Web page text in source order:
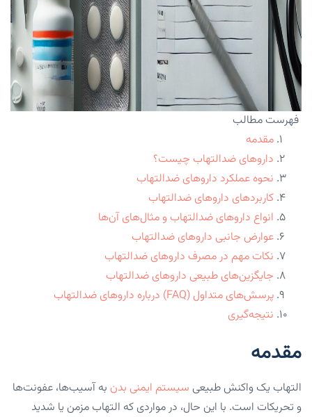
فهرست مطالب
مقدمه
داروهای ضدالتهاب چیست؟
نحوه عملکرد داروهای ضدالتهاب
کاربردهای داروهای ضدالتهاب
انواع داروهای ضدالتهاب و مثال‌های آن‌ها
عوارض جانبی داروهای ضدالتهاب
نکات مهم در مصرف داروهای ضدالتهاب
جایگزین‌های طبیعی داروهای ضدالتهاب
پرسش‌های متداول (FAQ) درباره داروهای ضدالتهاب
نتیجه‌گیری
مقدمه
التهاب یک واکنش طبیعی سیستم ایمنی بدن به آسیب‌ها، عفونت‌ها
و تحریکات است. با این حال، در مواردی که التهاب مزمن یا شدید